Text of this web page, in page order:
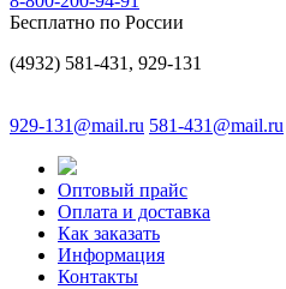
Бесплатно по России
(4932) 581-431, 929-131
929-131@mail.ru 581-431@mail.ru
Оптовый прайс
Оплата и доставка
Как заказать
Информация
Контакты